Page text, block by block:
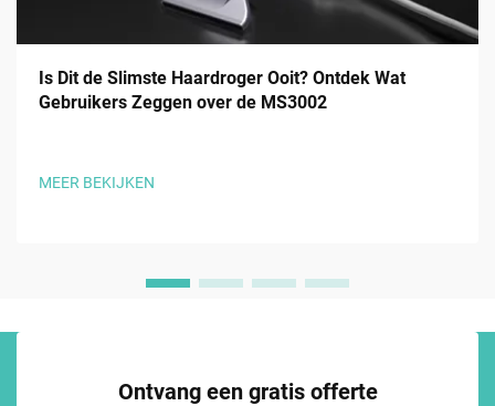
Is Dit de Slimste Haardroger Ooit? Ontdek Wat
Gebruikers Zeggen over de MS3002
MEER BEKIJKEN
Ontvang een gratis offerte